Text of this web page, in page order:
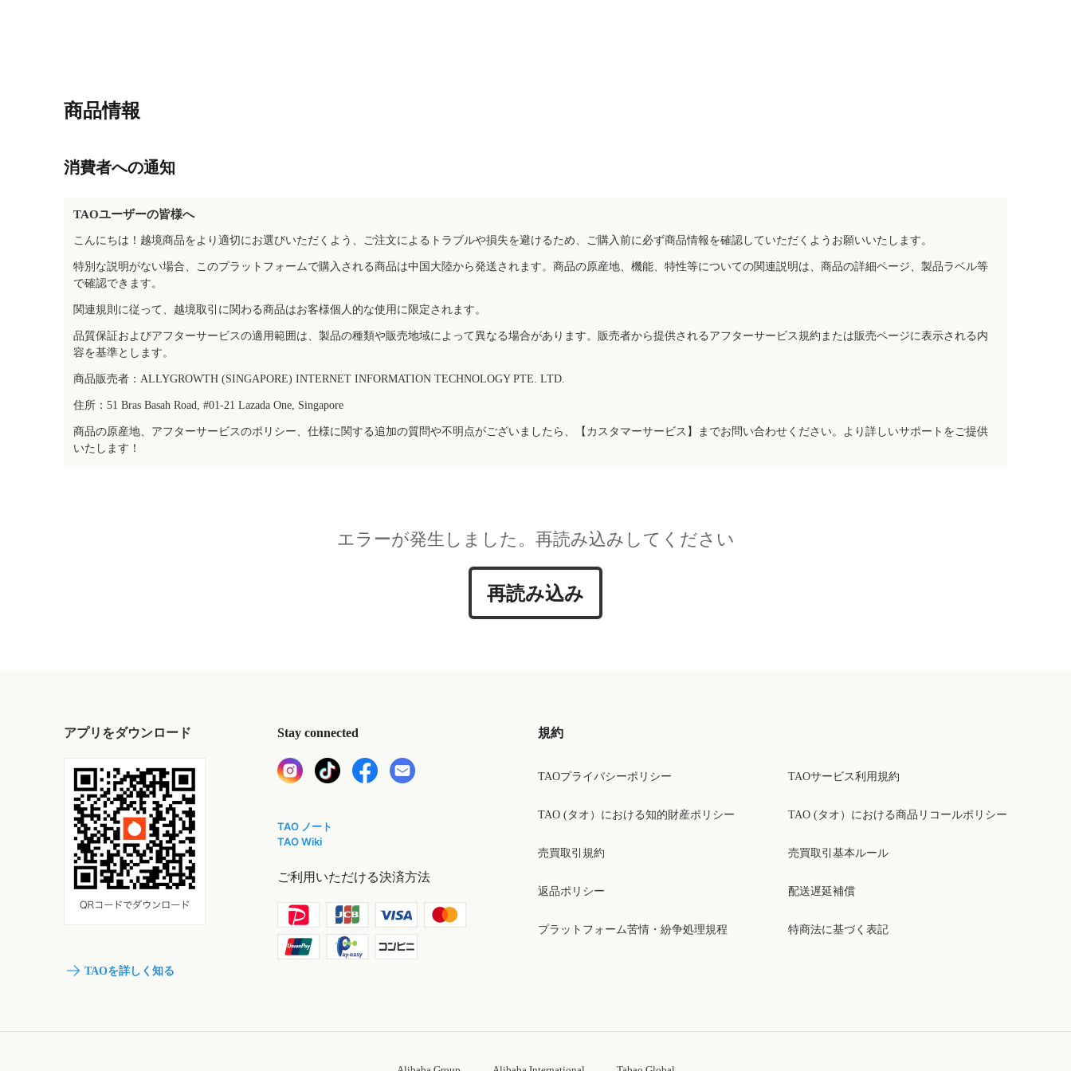
商品情報
消費者への通知
TAOユーザーの皆様へ
こんにちは！越境商品をより適切にお選びいただくよう、ご注文によるトラブルや損失を避けるため、ご購入前に必ず商品情報を確認していただくようお願いいたします。
特別な説明がない場合、このプラットフォームで購入される商品は中国大陸から発送されます。商品の原産地、機能、特性等についての関連説明は、商品の詳細ページ、製品ラベル等
で確認できます。
関連規則に従って、越境取引に関わる商品はお客様個人的な使用に限定されます。
品質保証およびアフターサービスの適用範囲は、製品の種類や販売地域によって異なる場合があります。販売者から提供されるアフターサービス規約または販売ページに表示される内
容を基準とします。
商品販売者：ALLYGROWTH (SINGAPORE) INTERNET INFORMATION TECHNOLOGY PTE. LTD.
住所：51 Bras Basah Road, #01-21 Lazada One, Singapore
商品の原産地、アフターサービスのポリシー、仕様に関する追加の質問や不明点がございましたら、【カスタマーサービス】までお問い合わせください。より詳しいサポートをご提供
いたします！
エラーが発生しました。再読み込みしてください
再読み込み
アプリをダウンロード
TAOを詳しく知る
Stay connected
TAO ノート
TAO Wiki
ご利用いただける決済方法
規約
TAOプライバシーポリシー
TAO (タオ）における知的財産ポリシー
売買取引規約
返品ポリシー
プラットフォーム苦情・紛争処理規程
TAOサービス利用規約
TAO (タオ）における商品リコールポリシー
売買取引基本ルール
配送遅延補償
特商法に基づく表記